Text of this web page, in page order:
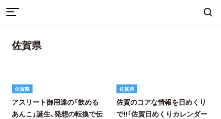
自然・歴史・文化 食・グルメ
佐賀県
佐賀県
佐賀県
アスリート御用達の「飲める
あんこ」誕生、発想の転換で伝
佐賀県
佐賀のコアな情報を日めくり
で‼「佐賀日めくりカレンダー